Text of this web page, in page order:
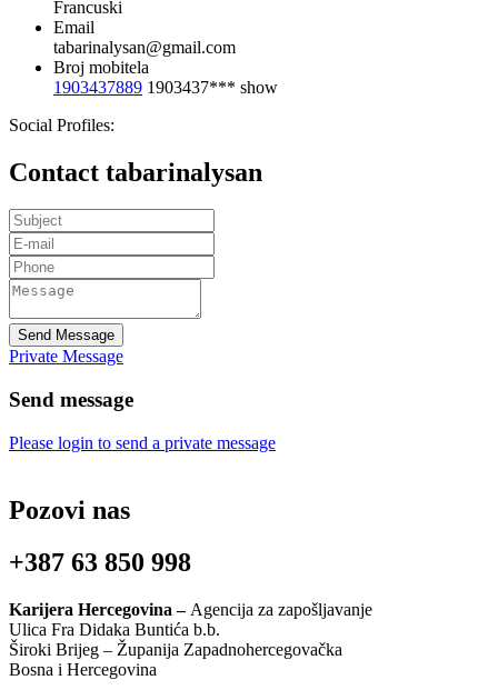
Francuski
Email
tabarinalysan@gmail.com
Broj mobitela
1903437889 1903437*** show
Social Profiles:
Contact tabarinalysan
Send Message
Private Message
Send message
Please login to send a private message
Pozovi nas
+387 63 850 998
Karijera Hercegovina – Agencija za zapošljavanje
Ulica Fra Didaka Buntića b.b.
Široki Brijeg – Županija Zapadnohercegovačka
Bosna i Hercegovina